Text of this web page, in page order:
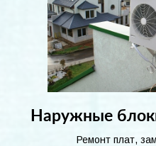
Наружные
Ремонт плат,